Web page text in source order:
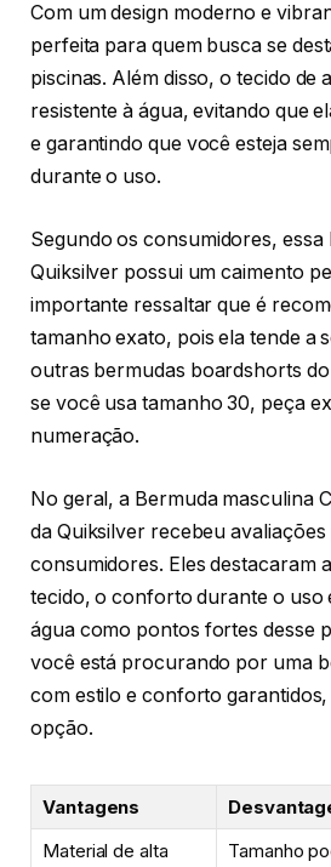
Com um design moderno e
perfeita para quem busca se
piscinas. Além disso, o tecido de
resistente à água, evitando que
e garantindo que você esteja
durante o uso.
Segundo os consumidores, essa
Quiksilver possui um caimento
importante ressaltar que é
tamanho exato, pois ela tende a
outras bermudas boardshorts
se você usa tamanho 30, peça
numeração.
No geral, a Bermuda masculina
da Quiksilver recebeu avaliações
consumidores. Eles destacaram
tecido, o conforto durante o uso
água como pontos fortes desse
você está procurando por uma
com estilo e conforto garantidos,
opção.
Vantagens
Material de alta
Tamanho